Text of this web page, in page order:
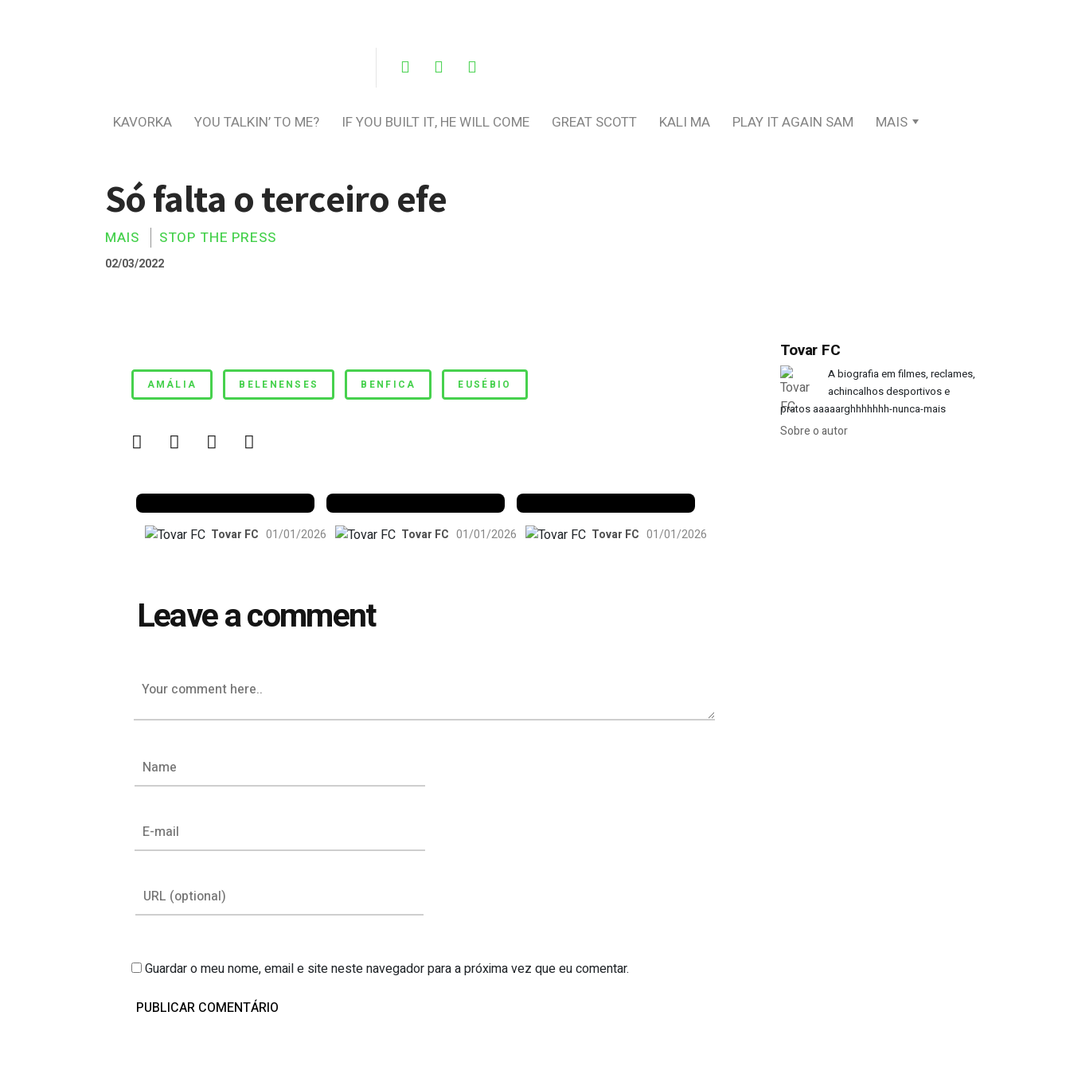
KAVORKA YOU TALKIN’ TO ME? IF YOU BUILT IT, HE WILL COME GREAT SCOTT KALI MA PLAY IT AGAIN SAM MAIS
Só falta o terceiro efe
MAIS STOP THE PRESS
02/03/2022
Só falta o terceiro efe
AMÁLIA BELENENSES BENFICA EUSÉBIO
Tovar FC 01/01/2026 Tovar FC 01/01/2026 Tovar FC 01/01/2026
Leave a comment
Guardar o meu nome, email e site neste navegador para a próxima vez que eu comentar.
Tovar FC
A biografia em filmes, reclames,
achincalhos desportivos e
pratos aaaaarghhhhhhh-nunca-mais
Sobre o autor